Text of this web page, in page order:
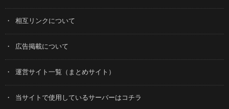
相互リンクについて
広告掲載について
運営サイト一覧（まとめサイト）
当サイトで使用しているサーバーはコチラ